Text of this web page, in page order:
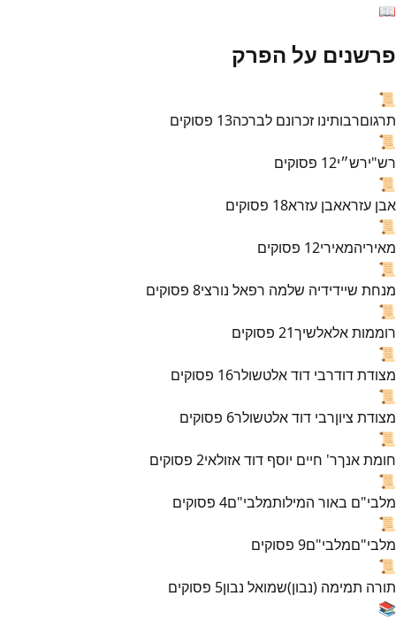
📖
פרשנים על הפרק
📜
תרגוםרבותינו זכרונם לברכה13 פסוקים
📜
רש"ירש״י12 פסוקים
📜
אבן עזראאבן עזרא18 פסוקים
📜
מאיריהמאירי12 פסוקים
📜
מנחת שיידידיה שלמה רפאל נורצי8 פסוקים
📜
רוממות אלאלשיך21 פסוקים
📜
מצודת דודרבי דוד אלטשולר16 פסוקים
📜
מצודת ציוןרבי דוד אלטשולר6 פסוקים
📜
חומת אנךר' חיים יוסף דוד אזולאי2 פסוקים
📜
מלבי"ם באור המילותמלבי"ם4 פסוקים
📜
מלבי"םמלבי"ם9 פסוקים
📜
תורה תמימה (נבון)שמואל נבון5 פסוקים
📚